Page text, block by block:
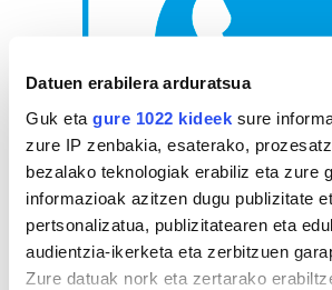
Datuen erabilera arduratsua
Guk eta gure 1022 kideek sure
zure IP zenbakia, esaterako,
bezalako teknologiak erabiliz eta zure
informazioak azitzen dugu publizitate
pertsonalizatua, publizitatearen eta
audientzia-ikerketa eta zerbitzuen
Zure datuak nork eta zertarako
AGENDA
Abuztua 2026